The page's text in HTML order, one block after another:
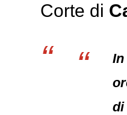
Corte di
di